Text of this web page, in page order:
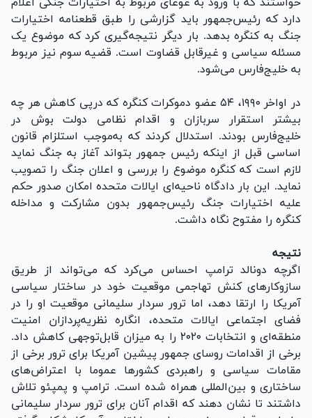
دارد که رئیس‌جمهور باید گزارشی را طبق قطعنامه اختیارات
جنگ به کنگره بدهد. بار دیگر نتیجه‌گیری کرد که موضوع یک
مسئله سیاسی و غیرقابل قضاوت است. قضیه سوم نیز مربوط
به خلیج‌فارس می‌شود.
در اواخر ۱۹۹۰، ۵۴ عضو دموکرات کنگره که درپی کاهش هر چه
بیشتر استقرار سربازان و اقدام نظامی دولت بوش در
خلیج‌فارس بودند. استدلال کردند که به‌موجب استلزام قانون
اساسی قبل از اینکه رئیس جمهور بتواند آغاز به جنگ نماید
لازم است که کنگره موضوع را بررسی و اعلان جنگ را تصویب
نماید. این بار دادگاه ناحیه‌ای ایالات متحده امکان صدور حکم
علیه اختیارات جنگ رئیس‌جمهور بدون مشارکت و مداخله
کنگره را مفتوح نگاه داشت.
نتیجه
اگرچه دونالد ترامپ احساس می‌کرد که می‌تواند از طریق
سازوکار‌های کنش تهاجمی موقعیت خود در ساختار سیاسی
آمریکا را ارتقا دهد، اما ترور سردار سلیمانی موقعیت او را در
فضای اجتماعی ایالات متحده، انگاره نظریه‌پردازان امنیت
منطقه‌ای و انتخابات ۲۰۲۰ را به میزان قابل‌توجهی کاهش داد.
برخی از اقدامات روسای جمهور پیشین آمریکا برای ترور برخی از
مقامات سیاسی و راهبردی کشور‌ها عموما با اعتراض‌های
ساختاری و بین‌المللی همراه شده است. ترامپ و پمپئو تلاش
داشتند تا نشان دهند که اقدام آنان برای ترور سردار سلیمانی